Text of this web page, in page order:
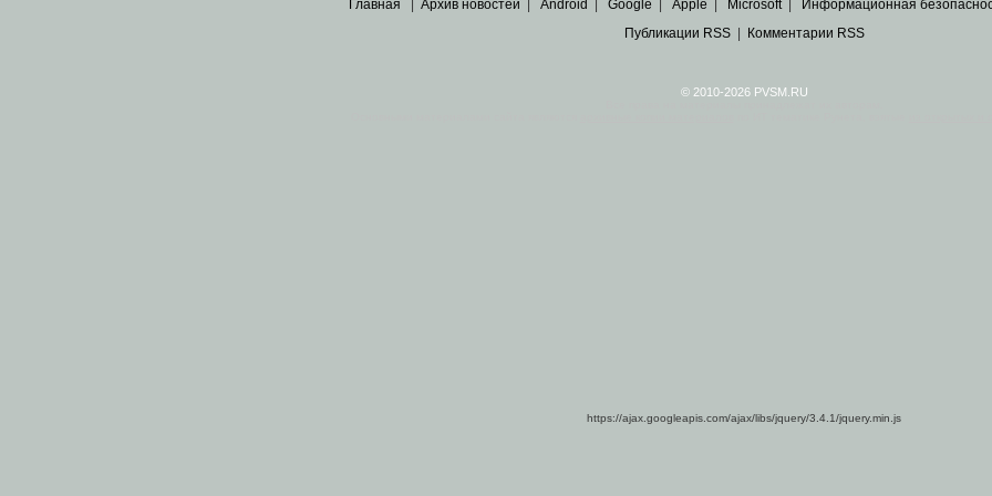
Главная Архив новостей Android Google Apple Microsoft| Информационная
Публикации RSS| Комментарии RSS
© 2010-2026 PVSM.RU
https://ajax.googleapis.com/ajax/libs/jquery/3.4.1/jquery.min.js